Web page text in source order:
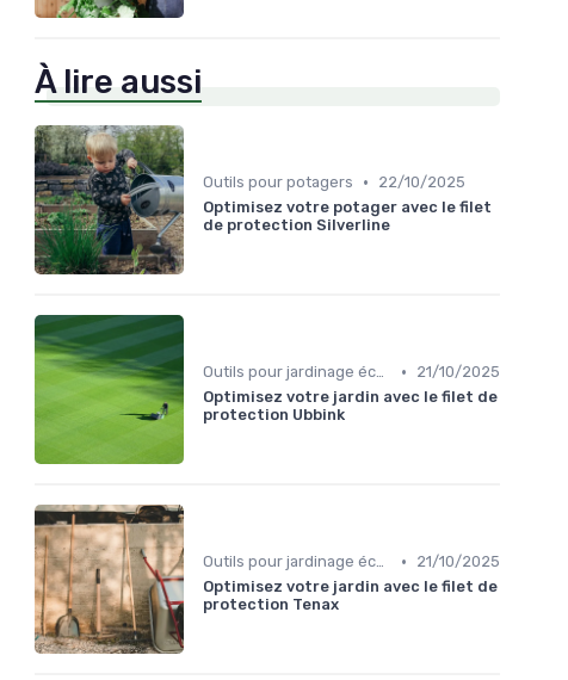
À lire aussi
Outils pour potagers •
22/10/2025
Optimisez votre potager avec le filet
de protection Silverline
Outils pour jardinage écologique •
21/10/2025
Optimisez votre jardin avec le filet de
protection Ubbink
Outils pour jardinage écologique •
21/10/2025
Optimisez votre jardin avec le filet de
protection Tenax